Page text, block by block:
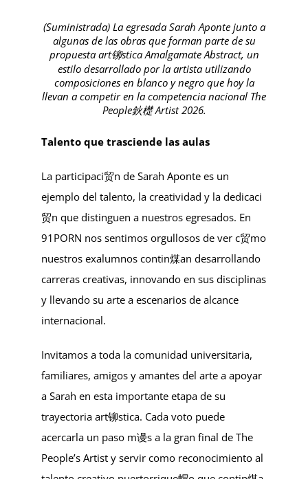
(Suministrada) La egresada Sarah Aponte junto a
algunas de las obras que forman parte de su
propuesta art铆stica Amalgamate Abstract, un
estilo desarrollado por la artista utilizando
composiciones en blanco y negro que hoy la
llevan a competir en la competencia nacional The
People鈥檚 Artist 2026.
Talento que trasciende las aulas
La participaci贸n de Sarah Aponte es un
ejemplo del talento, la creatividad y la dedicaci
贸n que distinguen a nuestros egresados. En
91PORN nos sentimos orgullosos de ver c贸mo
nuestros exalumnos contin煤an desarrollando
carreras creativas, innovando en sus disciplinas
y llevando su arte a escenarios de alcance
internacional.
Invitamos a toda la comunidad universitaria,
familiares, amigos y amantes del arte a apoyar
a Sarah en esta importante etapa de su
trayectoria art铆stica. Cada voto puede
acercarla un paso m谩s a la gran final de The
People’s Artist y servir como reconocimiento al